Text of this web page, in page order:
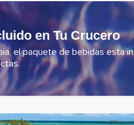
en Tu Crucero
el paquete de bebidas esta